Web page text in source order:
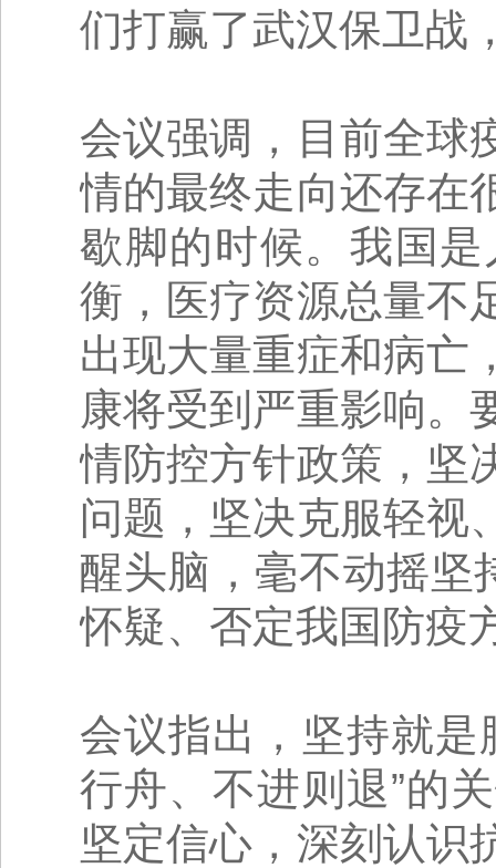
们打赢了武汉保卫战
会议强调，目前全球
情的最终走向还存在
歇脚的时候。我国
衡，医疗资源总量不
出现大量重症和病亡
康将受到严重影响。
情防控方针政策，坚
问题，坚决克服轻视
醒头脑，毫不动摇坚
怀疑、否定我国防疫
会议指出，坚持就是
行舟、不进则退”的
坚定信心，深刻认识